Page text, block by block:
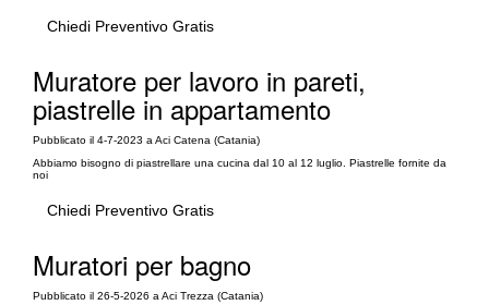
Chiedi Preventivo Gratis
Muratore per lavoro in pareti,
piastrelle in appartamento
Pubblicato il 4-7-2023 a Aci Catena (Catania)
Abbiamo bisogno di piastrellare una cucina dal 10 al 12 luglio. Piastrelle fornite da
noi
Chiedi Preventivo Gratis
Muratori per bagno
Pubblicato il 26-5-2026 a Aci Trezza (Catania)